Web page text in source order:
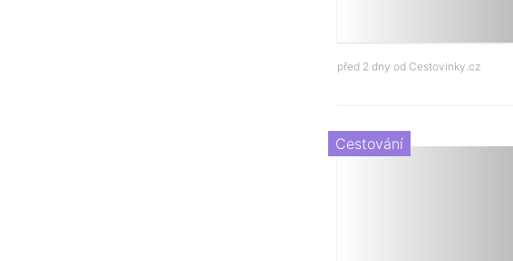
před 2 dny od Cestovinky.cz
Cestování